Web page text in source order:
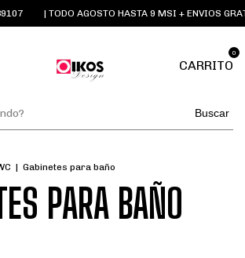
| TODO AGOSTO HASTA 9 MSI + ENVIOS
CARRITO
0
Buscar
| Gabinetes para baño
PARA BAÑO